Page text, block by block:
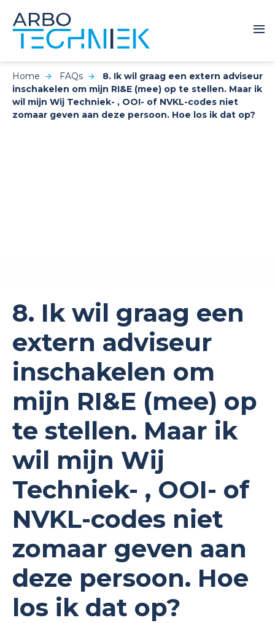
Home FAQs
8. Ik wil graag een extern adviseur
inschakelen om mijn RI&E (mee) op te stellen. Maar ik
wil mijn Wij Techniek- , OOI- of NVKL-codes niet
zomaar geven aan deze persoon. Hoe los ik dat op?
8. Ik wil graag een
extern adviseur
inschakelen om
mijn RI&E (mee) op
te stellen. Maar ik
wil mijn Wij
Techniek- , OOI- of
NVKL-codes niet
zomaar geven aan
deze persoon. Hoe
los ik dat op?